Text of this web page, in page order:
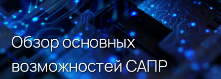
Обзор основных
возможностей САПР